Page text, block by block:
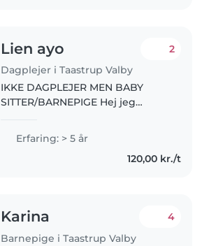
Lien ayo
Dagplejer i Taastrup Valby
2
IKKE DAGPLEJER MEN BABY
SITTER/BARNEPIGE Hej jeg
går i gymnasiet og spiller masser
af musik. Jeg har fri 15:15 så jeg er
Erfaring: > 5 år
120,00 kr./t
Karina
Barnepige i Taastrup Valby
4